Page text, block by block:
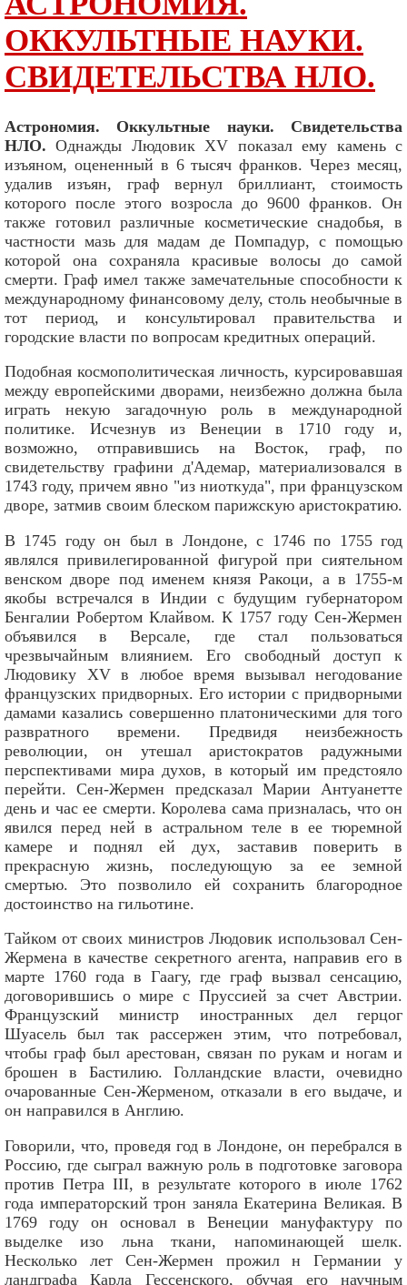
ОККУЛЬТНЫЕ НАУКИ.
СВИДЕТЕЛЬСТВА НЛО.
Астрономия. Оккультные науки. Свидетельства
НЛО. Однажды Людовик XV показал ему камень с
изъяном, оцененный в 6 тысяч франков. Через месяц,
удалив изъян, граф вернул бриллиант, стоимость
которого после этого возросла до 9600 франков. Он
также готовил различные косметические снадобья, в
частности мазь для мадам де Помпадур, с помощью
которой она сохраняла красивые волосы до самой
смерти. Граф имел также замечательные способности к
международному финансовому делу, столь необычные в
тот период, и консультировал правительства и
городские власти по вопросам кредитных операций.
Подобная космополитическая личность, курсировавшая
между европейскими дворами, неизбежно должна была
играть некую загадочную роль в международной
политике. Исчезнув из Венеции в 1710 году и,
возможно, отправившись на Восток, граф, по
свидетельству графини д'Адемар, материализовался в
1743 году, причем явно "из ниоткуда", при французском
дворе, затмив своим блеском парижскую аристократию.
В 1745 году он был в Лондоне, с 1746 по 1755 год
являлся привилегированной фигурой при сиятельном
венском дворе под именем князя Ракоци, а в 1755-м
якобы встречался в Индии с будущим губернатором
Бенгалии Робертом Клайвом. К 1757 году Сен-Жермен
объявился в Версале, где стал пользоваться
чрезвычайным влиянием. Его свободный доступ к
Людовику XV в любое время вызывал негодование
французских придворных. Его истории с придворными
дамами казались совершенно платоническими для того
развратного времени. Предвидя неизбежность
революции, он утешал аристократов радужными
перспективами мира духов, в который им предстояло
перейти. Сен-Жермен предсказал Марии Антуанетте
день и час ее смерти. Королева сама призналась, что он
явился перед ней в астральном теле в ее тюремной
камере и поднял ей дух, заставив поверить в
прекрасную жизнь, последующую за ее земной
смертью. Это позволило ей сохранить благородное
достоинство на гильотине.
Тайком от своих министров Людовик использовал Сен-
Жермена в качестве секретного агента, направив его в
марте 1760 года в Гаагу, где граф вызвал сенсацию,
договорившись о мире с Пруссией за счет Австрии.
Французский министр иностранных дел герцог
Шуасель был так рассержен этим, что потребовал,
чтобы граф был арестован, связан по рукам и ногам и
брошен в Бастилию. Голландские власти, очевидно
очарованные Сен-Жерменом, отказали в его выдаче, и
он направился в Англию.
Говорили, что, проведя год в Лондоне, он перебрался в
Россию, где сыграл важную роль в подготовке заговора
против Петра III, в результате которого в июле 1762
года императорский трон заняла Екатерина Великая. В
1769 году он основал в Венеции мануфактуру по
выделке изо льна ткани, напоминающей шелк.
Несколько лет Сен-Жермен прожил н Германии у
ландграфа Карла Гессенского, обучая его научным